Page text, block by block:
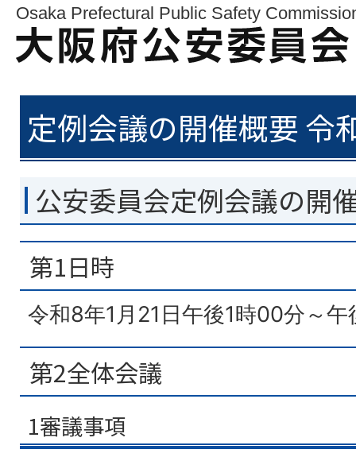
Osaka Prefectural Public Safety
定例会議の開催概要 令
公安委員会定例会議の開
第1日時
令和8年1月21日午後1時00分～
第2全体会議
1審議事項